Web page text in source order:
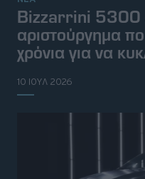
Bizzarrini 5300
αριστούργημα
χρόνια για να
10 ΙΟΥΛ 2026